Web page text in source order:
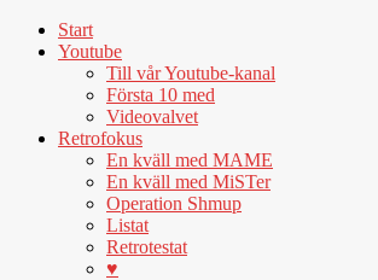
Start
Youtube
Till vår Youtube-kanal
Första 10 med
Videovalvet
Retrofokus
En kväll med MAME
En kväll med MiSTer
Operation Shmup
Listat
Retrotestat
♥